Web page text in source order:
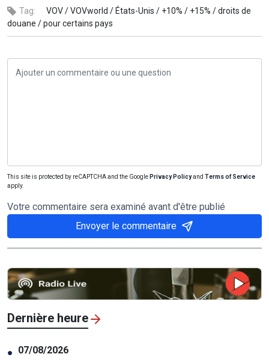
Tag: VOV /VOVworld / États-Unis / +10% / +15% /droits de
douane /pour certains pays
This site is protected by reCAPTCHA and the Google Privacy Policyand Terms of Service
apply.
Votre commentaire sera examiné avant d'être publié
Envoyer le commentaire
Dernière heure
● 07/08/2026